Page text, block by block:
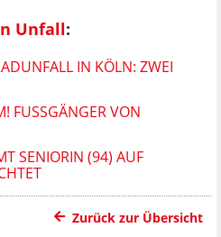
Unfall:
IN KÖLN: ZWEI
VON S
SENIORIN (94) AUF
Zurück zur Übersicht